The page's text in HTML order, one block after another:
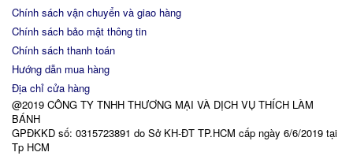
Chính sách vận chuyển và giao hàng
Chính sách bảo mật thông tin
Chính sách thanh toán
Hướng dẫn mua hàng
Địa chỉ cửa hàng
@2019 CÔNG TY TNHH THƯƠNG MẠI VÀ DỊCH VỤ THÍCH LÀM
BÁNH
GPĐKKD số: 0315723891 do Sở KH-ĐT TP.HCM cấp ngày 6/6/2019 tại
Tp HCM